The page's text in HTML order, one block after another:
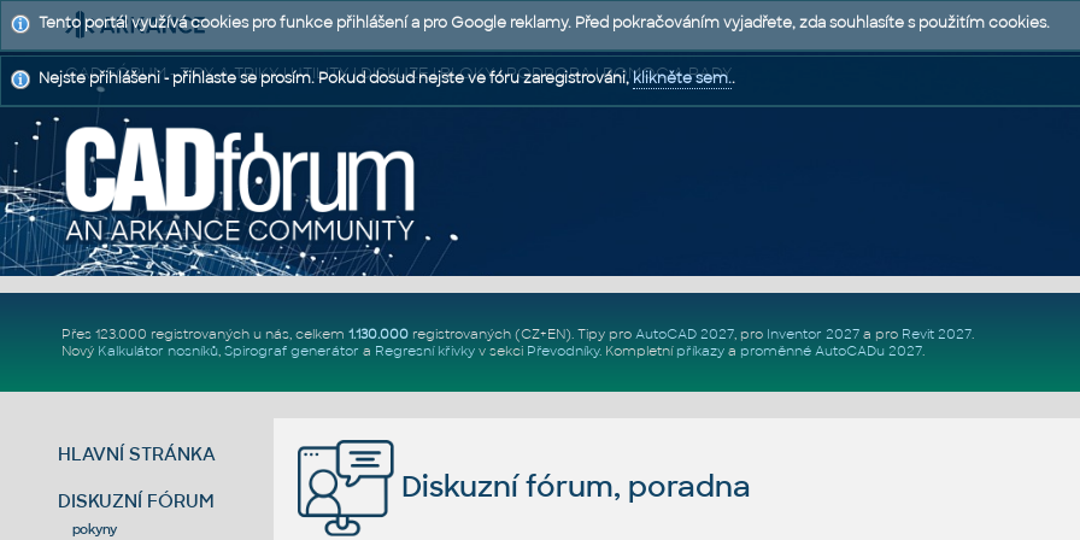
CAD FÓRUM - TIPY A TRIKY | UTILITY | DISKUZE | BLOKY | PODPORA | POMOC A RADY
Přes 123.000 registrovaných u nás, celkem 1.130.000registrovaných (CZ+EN). Tipy pro AutoCAD 2027, pro Inventor 2027a pro Revit 2027.
Nový Kalkulátor nosníků, Spirograf generátor a Regresní křivkyv sekci Převodníky. Kompletní příkazya proměnné AutoCADu 2027.
HLAVNÍ STRÁNKA
DISKUZNÍ FÓRUM
pokyny
Diskuzní fórum, poradna
Tento portál využívá cookies pro funkce přihlášení a pro Google reklamy. Před pokračováním vyjadřete, zda souhlasíte s použitím cookies.
Nejste přihlášeni - přihlaste se prosím. Pokud dosud nejste ve fóru zaregistrováni,klikněte sem..